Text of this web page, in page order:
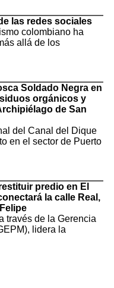
las redes sociales
colombiano ha
allá de los
Soldado Negra en
orgánicos y
de San
del Canal del Dique
en el sector de Puerto
predio en El
la calle Real,
través de la Gerencia
lidera la